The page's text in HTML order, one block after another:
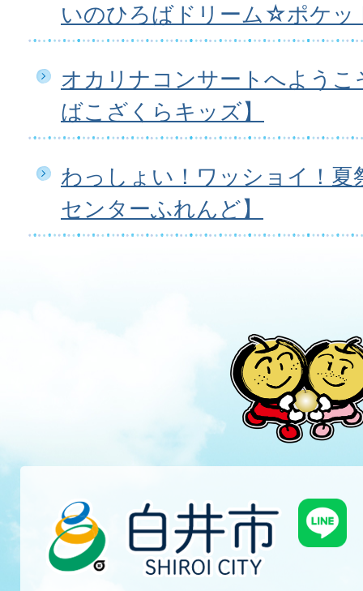
いのひろばドリーム☆ポケッ
オカリナコンサートへよう
ばこざくらキッズ】
わっしょい！ワッショイ！夏
センターふれんど】